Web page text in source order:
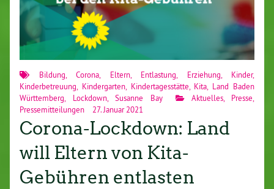
Bildung Corona Eltern, Entlastung Erziehung Kinder,
Kinderbetreuung
Kindergarten, Kindertagesstätte Kita
Land Baden
Württemberg
Lockdown, Susanne Bay Aktuelles, Presse
Pressemitteilungen
27. Januar 2021
Corona-Lockdown: Land
will Eltern von Kita-
Gebühren entlasten